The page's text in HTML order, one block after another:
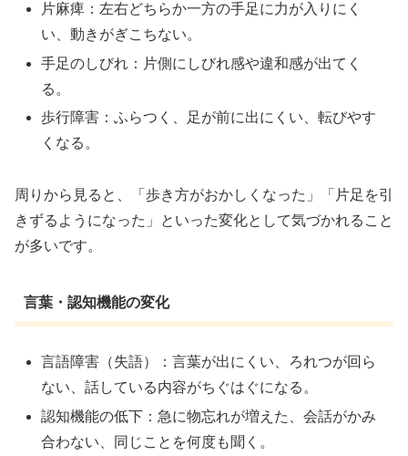
片麻痺：左右どちらか一方の手足に力が入りにく
い、動きがぎこちない。
手足のしびれ：片側にしびれ感や違和感が出てく
る。
歩行障害：ふらつく、足が前に出にくい、転びやす
くなる。
周りから見ると、「歩き方がおかしくなった」「片足を引
きずるようになった」といった変化として気づかれること
が多いです。
言葉・認知機能の変化
言語障害（失語）：言葉が出にくい、ろれつが回ら
ない、話している内容がちぐはぐになる。
認知機能の低下：急に物忘れが増えた、会話がかみ
合わない、同じことを何度も聞く。